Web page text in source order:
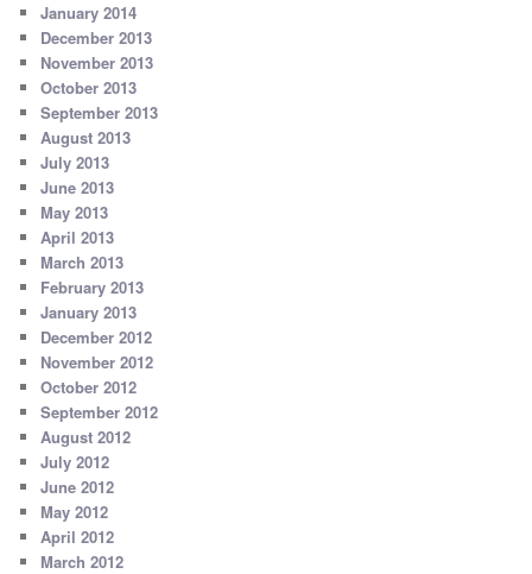
January 2014
December 2013
November 2013
October 2013
September 2013
August 2013
July 2013
June 2013
May 2013
April 2013
March 2013
February 2013
January 2013
December 2012
November 2012
October 2012
September 2012
August 2012
July 2012
June 2012
May 2012
April 2012
March 2012